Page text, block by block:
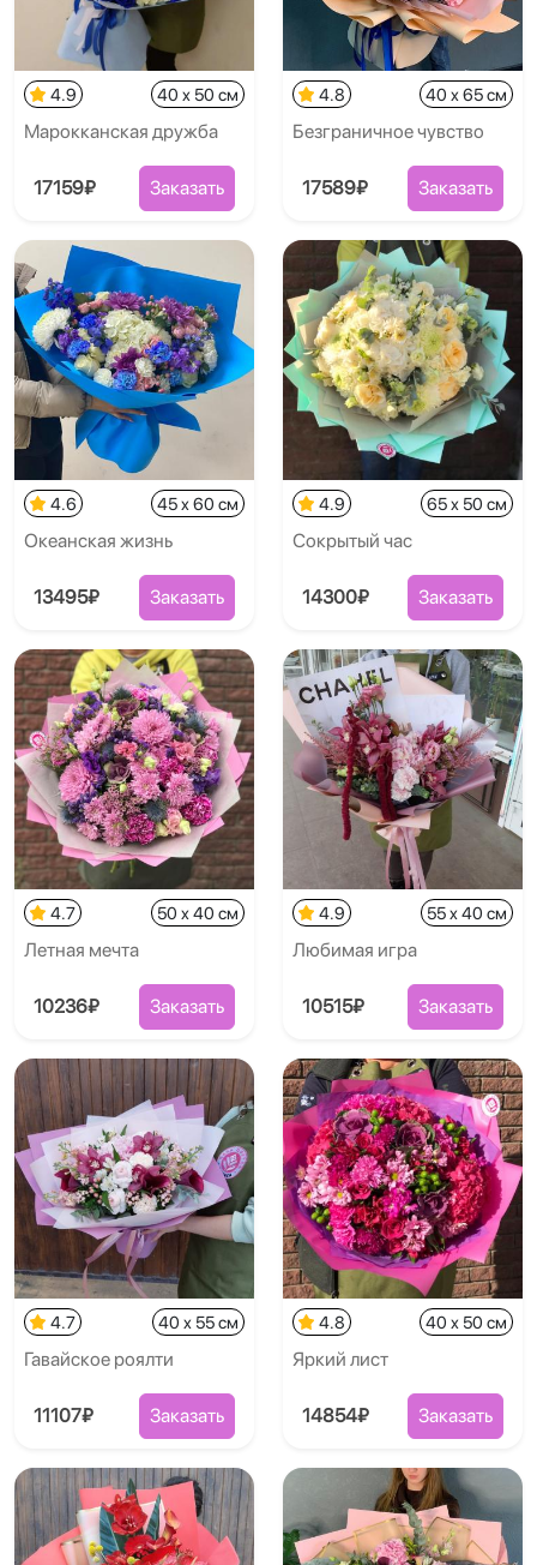
4.9 40 x 50 см
Марокканская дружба
17159₽ Заказать
4.8 40 x 65 см
Безграничное чувство
17589₽ Заказать
4.6 45 x 60 см
Океанская жизнь
13495₽ Заказать
4.9 65 x 50 см
Сокрытый час
14300₽ Заказать
4.7 50 x 40 см
Летная мечта
10236₽ Заказать
4.9 55 x 40 см
Любимая игра
10515₽ Заказать
4.7 40 x 55 см
Гавайское роялти
11107₽ Заказать
4.8 40 x 50 см
Яркий лист
14854₽ Заказать